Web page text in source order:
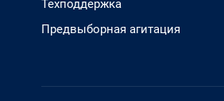
Техподдержка
Предвыборная агитация